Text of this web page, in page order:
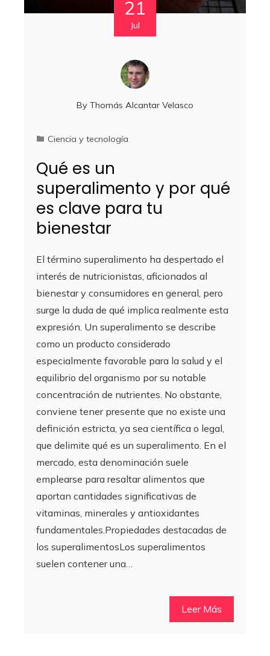
21
Jul
By Thomás Alcantar Velasco
Ciencia y tecnología
Qué es un
superalimento y por qué
es clave para tu
bienestar
El término superalimento ha despertado el
interés de nutricionistas, aficionados al
bienestar y consumidores en general, pero
surge la duda de qué implica realmente esta
expresión. Un superalimento se describe
como un producto considerado
especialmente favorable para la salud y el
equilibrio del organismo por su notable
concentración de nutrientes. No obstante,
conviene tener presente que no existe una
definición estricta, ya sea científica o legal,
que delimite qué es un superalimento. En el
mercado, esta denominación suele
emplearse para resaltar alimentos que
aportan cantidades significativas de
vitaminas, minerales y antioxidantes
fundamentales.Propiedades destacadas de
los superalimentosLos superalimentos
suelen contener una…
Leer Más